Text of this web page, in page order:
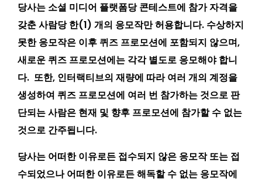
당사는 소셜 미디어 플랫폼당 콘테스트에 참가 자격을
갖춘 사람당 한(1) 개의 응모작만 허용합니다. 수상하지
못한 응모작은 이후 퀴즈 프로모션에 포함되지 않으며,
새로운 퀴즈 프로모션에는 각각 별도로 응모해야 합니
다. 또한, 인터랙티브의 재량에 따라 여러 개의 계정을
생성하여 퀴즈 프로모션에 여러 번 참가하는 것으로 판
단되는 사람은 현재 및 향후 프로모션에 참가할 수 없는
것으로 간주됩니다.
당사는 어떠한 이유로든 접수되지 않은 응모작 또는 접
수되었으나 어떠한 이유로든 해독할 수 없는 응모작에